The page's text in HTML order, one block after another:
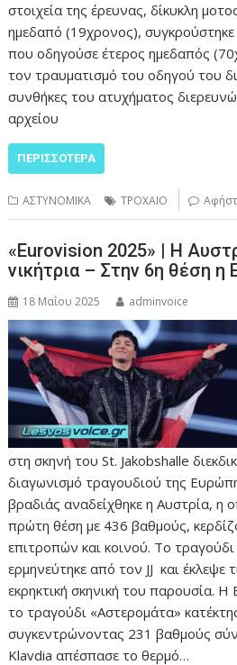
στοιχεία της έρευνας, δίκυκλη
ημεδαπό (19χρονος),
που οδηγούσε έτερος ημεδαπός
τον τραυματισμό του οδηγού του
συνθήκες του ατυχήματος
αρχείου
ΠΕΡΙΣΣΌΤΕΡΑ
ΑΣΤΥΝΟΜΙΚΑ ΤΡΟΧΑΙΟ
«Eurovision 2025» | Η
νικήτρια – Στην 6η θέση η
18 Μαΐου 2025 adminvoice
στη σκηνή του St. Jakobshalle
διαγωνισμό τραγουδιού της
βραδιάς αναδείχθηκε η Αυστρία, η
πρώτη θέση με 436 βαθμούς,
επιτροπών και κοινού. Το
ερμηνεύτηκε από τον JJ και έκλεψε
εκρηκτική σκηνική του παρουσία. Η
το τραγούδι «Αστερομάτα»
συγκεντρώνοντας 231 βαθμούς
Klavdia απέσπασε το θερμό…